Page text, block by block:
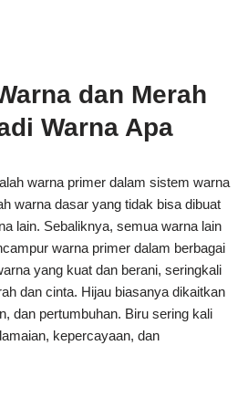
dan Merah
Warna Apa
warna primer dalam sistem warna
warna dasar yang tidak bisa dibuat
lain. Sebaliknya, semua warna lain
warna primer dalam berbagai
yang kuat dan berani, seringkali
dan cinta. Hijau biasanya dikaitkan
dan pertumbuhan. Biru sering kali
kepercayaan, dan